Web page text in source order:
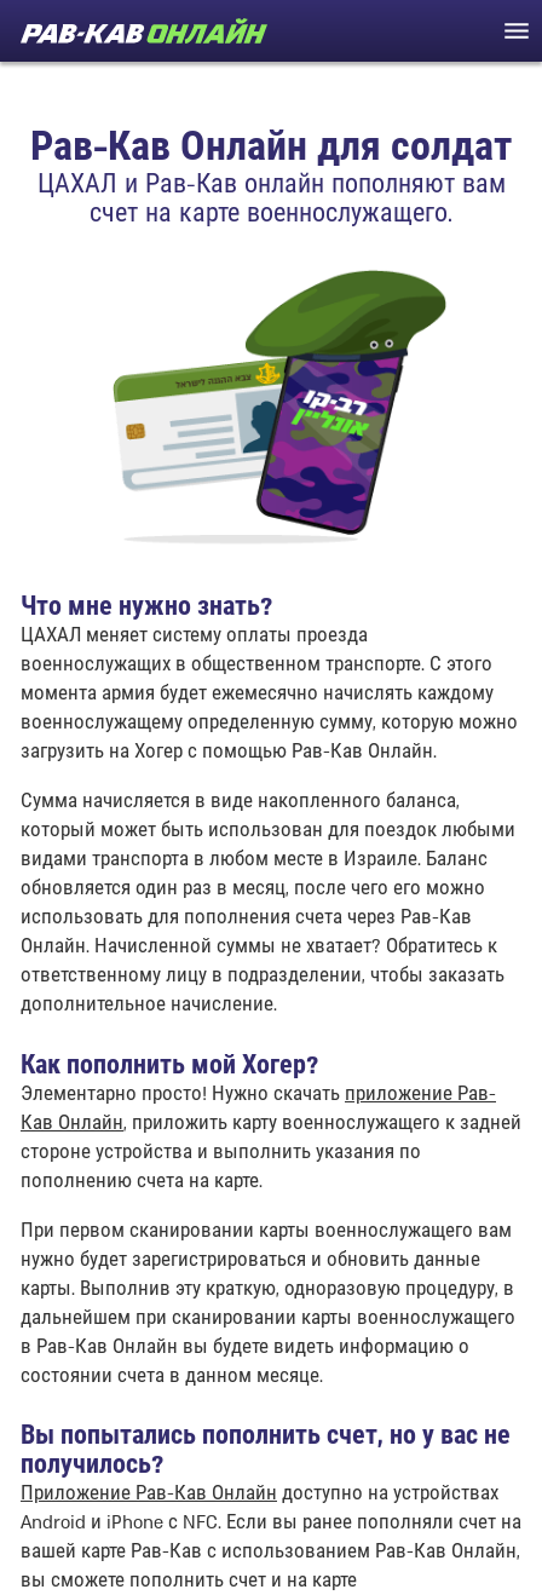
Рав-Кав Онлайн для солдат
ЦАХАЛ и Рав-Кав онлайн пополняют вам
счет на карте военнослужащего.
Что мне нужно знать?
ЦАХАЛ меняет систему оплаты проезда
военнослужащих в общественном транспорте. С этого
момента армия будет ежемесячно начислять каждому
военнослужащему определенную сумму, которую можно
загрузить на Хогер с помощью Рав-Кав Онлайн.
Сумма начисляется в виде накопленного баланса,
который может быть использован для поездок любыми
видами транспорта в любом месте в Израиле. Баланс
обновляется один раз в месяц, после чего его можно
использовать для пополнения счета через Рав-Кав
Онлайн. Начисленной суммы не хватает? Обратитесь к
ответственному лицу в подразделении, чтобы заказать
дополнительное начисление.
Как пополнить мой Хогер?
Элементарно просто! Нужно скачать приложение Рав-
Кав Онлайн, приложить карту военнослужащего к задней
стороне устройства и выполнить указания по
пополнению счета на карте.
При первом сканировании карты военнослужащего вам
нужно будет зарегистрироваться и обновить данные
карты. Выполнив эту краткую, одноразовую процедуру, в
дальнейшем при сканировании карты военнослужащего
в Рав-Кав Онлайн вы будете видеть информацию о
состоянии счета в данном месяце.
Вы попытались пополнить счет, но у вас не
получилось?
Приложение Рав-Кав Онлайн доступно на устройствах
Android и iPhone с NFC. Если вы ранее пополняли счет на
вашей карте Рав-Кав с использованием Рав-Кав Онлайн,
вы сможете пополнить счет и на карте